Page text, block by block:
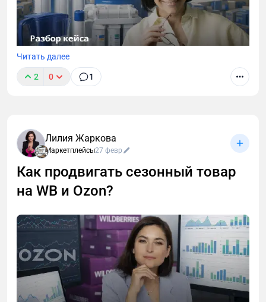
пару важных нюансов.
Читать далее
2 0 1
Лилия Жаркова
Маркетплейсы27 февр
Как продвигать сезонный товар
на WB и Ozon?